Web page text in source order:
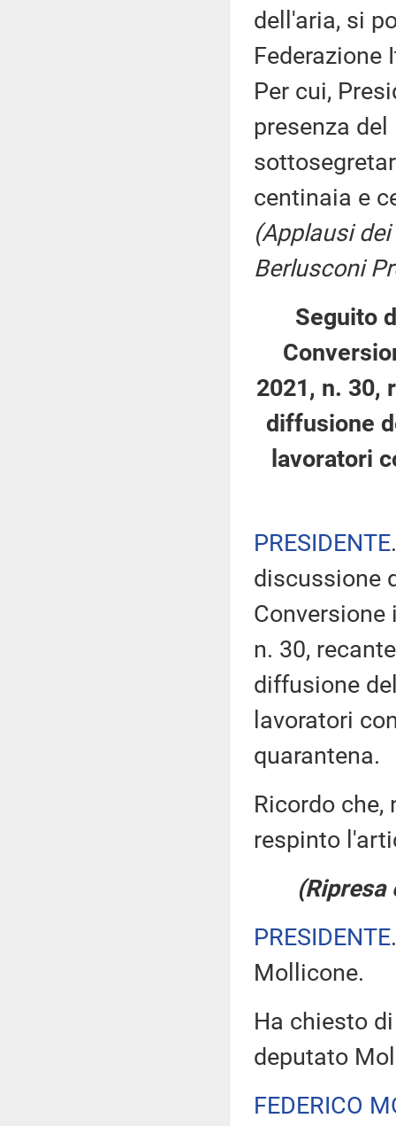
dell'aria, si
Federazione
Per cui,
presenza
centinaia e
(Applausi
Berlusconi
Seguito
2021, n. 30,
diffusione
lavoratori
PRESIDENTE
discussione
Conversione
n. 30,
diffusione
lavoratori
quarantena.
Ricordo
respinto
PRESIDENTE
Mollicone.
Ha chiesto
deputato
FEDERICO